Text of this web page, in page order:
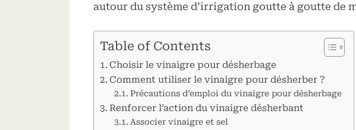
autour du système d’irrigation goutte à goutte de
Table of Contents
Choisir le vinaigre pour désherbage
Comment utiliser le vinaigre pour désherber ?
Précautions d’emploi du vinaigre pour désherbage
Renforcer l’action du vinaigre désherbant
Associer vinaigre et sel